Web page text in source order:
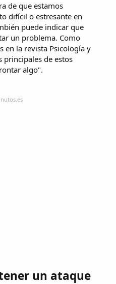
de que estamos
difícil o estresante en
puede indicar que
un problema. Como
en la revista Psicología y
principales de estos
algo".
un ataque